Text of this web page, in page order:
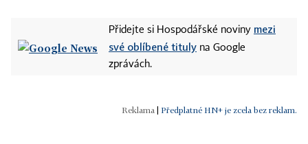
Přidejte si Hospodářské noviny mezi
své oblíbené tituly na Google
zprávách.
Předplatné HN+ je zcela bez reklam.